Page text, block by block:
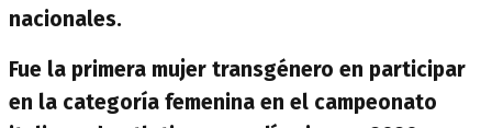
nacionales.
Fue la primera mujer transgénero en participar
en la categoría femenina en el campeonato